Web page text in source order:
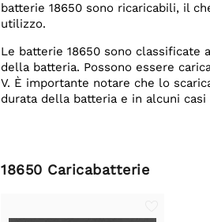
batterie 18650 sono ricaricabili, il
utilizzo.
Le batterie 18650 sono classificate
della batteria. Possono essere
V. È importante notare che lo
durata della batteria e in alcuni
18650 Caricabatterie